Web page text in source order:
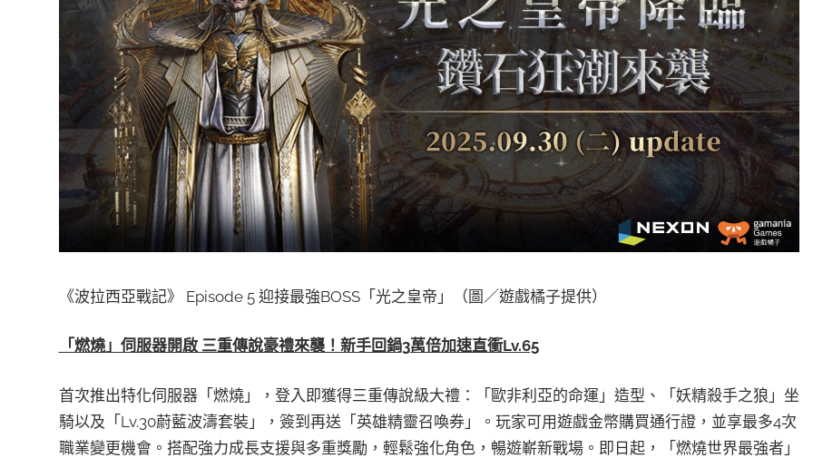
《波拉西亞戰記》 Episode 5 迎接最強BOSS「光之皇帝」（圖／遊戲橘子提供）
「燃燒」伺服器開啟 三重傳說豪禮來襲！新手回鍋3萬倍加速直衝Lv.65
首次推出特化伺服器「燃燒」，登入即獲得三重傳說級大禮：「歐非利亞的命運」造型、「妖精殺手之狼」坐
騎以及「Lv.30蔚藍波濤套裝」，簽到再送「英雄精靈召喚券」。玩家可用遊戲金幣購買通行證，並享最多4次
職業變更機會。搭配強力成長支援與多重獎勵，輕鬆強化角色，暢遊嶄新戰場。即日起，「燃燒世界最強者」